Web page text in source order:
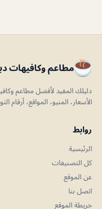
مطاعم وكافيهات
دليلك المفيد لأفضل مطاعم
الأسعار، المنيو، المواقع، أرقام
روابط
الرئيسية
كل التصنيفات
عن الموقع
اتصل بنا
خريطة الموقع